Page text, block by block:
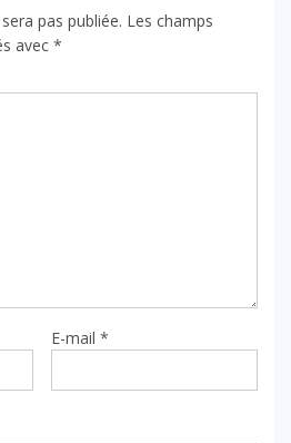
pas publiée. Les champs
avec *
E-mail *